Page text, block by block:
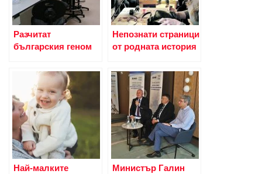
Разчитат
българския геном
Непознати страници
от родната история
Най-малките
Министър Галин